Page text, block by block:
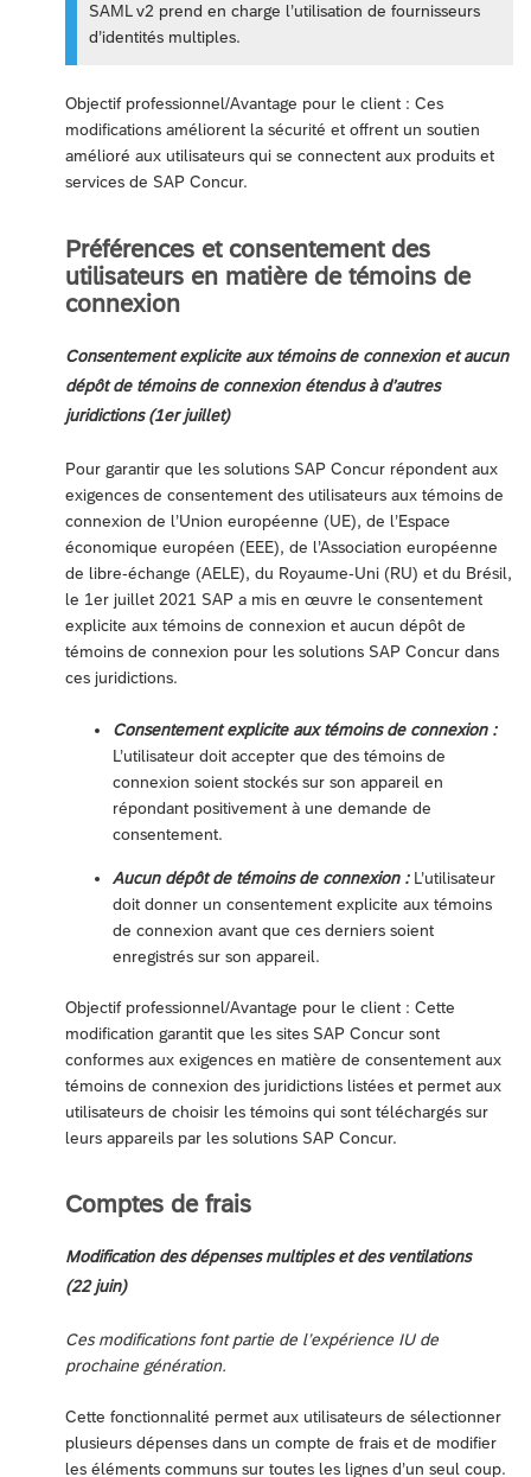
SAML v2 prend en charge l’utilisation de fournisseurs
d’identités multiples.
Objectif professionnel/Avantage pour le client : Ces
modifications améliorent la sécurité et offrent un soutien
amélioré aux utilisateurs qui se connectent aux produits et
services de SAP Concur.
Préférences et consentement des
utilisateurs en matière de témoins de
connexion
Consentement explicite aux témoins de connexion et aucun
dépôt de témoins de connexion étendus à d’autres
juridictions (1er juillet)
Pour garantir que les solutions SAP Concur répondent aux
exigences de consentement des utilisateurs aux témoins de
connexion de l’Union européenne (UE), de l’Espace
économique européen (EEE), de l’Association européenne
de libre-échange (AELE), du Royaume-Uni (RU) et du Brésil,
le 1er juillet 2021 SAP a mis en œuvre le consentement
explicite aux témoins de connexion et aucun dépôt de
témoins de connexion pour les solutions SAP Concur dans
ces juridictions.
Consentement explicite aux témoins de connexion :
L’utilisateur doit accepter que des témoins de
connexion soient stockés sur son appareil en
répondant positivement à une demande de
consentement.
Aucun dépôt de témoins de connexion :L’utilisateur
doit donner un consentement explicite aux témoins
de connexion avant que ces derniers soient
enregistrés sur son appareil.
Objectif professionnel/Avantage pour le client : Cette
modification garantit que les sites SAP Concur sont
conformes aux exigences en matière de consentement aux
témoins de connexion des juridictions listées et permet aux
utilisateurs de choisir les témoins qui sont téléchargés sur
leurs appareils par les solutions SAP Concur.
Comptes de frais
Modification des dépenses multiples et des ventilations
(22 juin)
Ces modifications font partie de l’expérience IU de
prochaine génération.
Cette fonctionnalité permet aux utilisateurs de sélectionner
plusieurs dépenses dans un compte de frais et de modifier
les éléments communs sur toutes les lignes d’un seul coup.